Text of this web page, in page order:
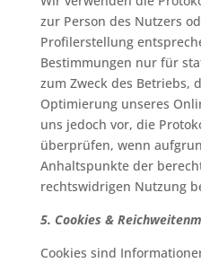
zur Person des Nutzers
Profilerstellung
Bestimmungen nur für
zum Zweck des Betriebs,
Optimierung unseres
uns jedoch vor, die
überprüfen, wenn
Anhaltspunkte der
rechtswidrigen Nutzung
5. Cookies &
Cookies sind